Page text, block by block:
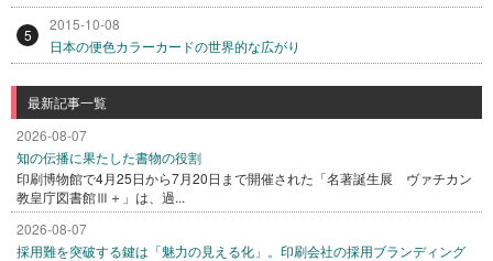
5
2015-10-08
日本の便色カラーカードの世界的な広がり
最新記事一覧
2026-08-07
知の伝播に果たした書物の役割
印刷博物館で4月25日から7月20日まで開催された「名著誕生展 ヴァチカン
教皇庁図書館Ⅲ＋」は、過...
2026-08-07
採用難を突破する鍵は「魅力の見える化」。印刷会社の採用ブランディング